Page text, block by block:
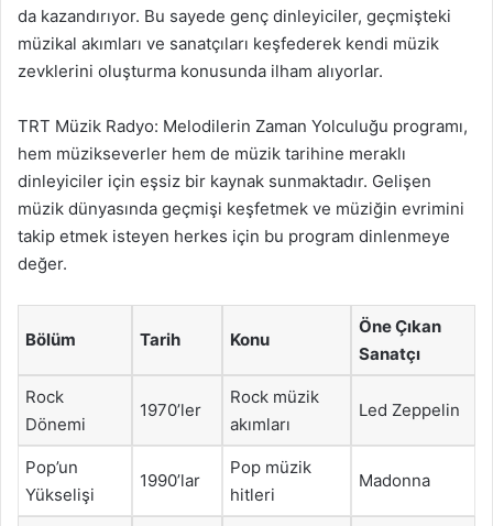
da kazandırıyor. Bu sayede genç dinleyiciler, geçmişteki
müzikal akımları ve sanatçıları keşfederek kendi müzik
zevklerini oluşturma konusunda ilham alıyorlar.
TRT Müzik Radyo: Melodilerin Zaman Yolculuğu programı,
hem müzikseverler hem de müzik tarihine meraklı
dinleyiciler için eşsiz bir kaynak sunmaktadır. Gelişen
müzik dünyasında geçmişi keşfetmek ve müziğin evrimini
takip etmek isteyen herkes için bu program dinlenmeye
değer.
Bölüm Tarih Konu
Öne Çıkan
Sanatçı
Rock
Dönemi
1970’ler
Rock müzik
akımları
Led Zeppelin
Pop’un
Yükselişi
1990’lar
Pop müzik
hitleri
Madonna